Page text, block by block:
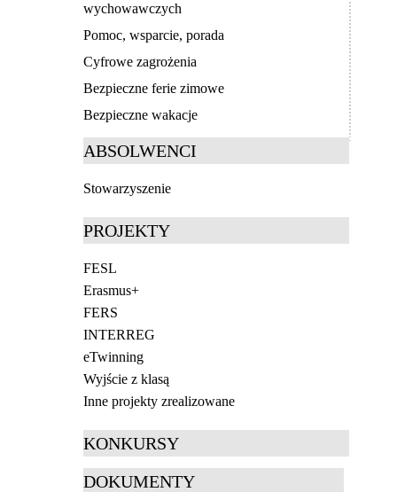
wychowawczych
Pomoc, wsparcie, porada
Cyfrowe zagrożenia
Bezpieczne ferie zimowe
Bezpieczne wakacje
ABSOLWENCI
Stowarzyszenie
PROJEKTY
FESL
Erasmus+
FERS
INTERREG
eTwinning
Wyjście z klasą
Inne projekty zrealizowane
KONKURSY
DOKUMENTY